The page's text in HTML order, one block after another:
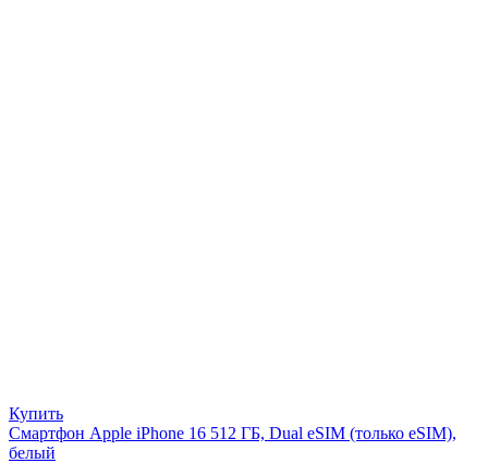
Купить
Смартфон Apple iPhone 16 512 ГБ, Dual eSIM (только eSIM),
белый